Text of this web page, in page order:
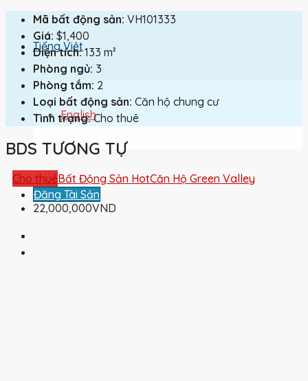
Tiếng Việt
English
Đăng Tài Sản
Mã bất động sản: VH101333
Giá: $1,400
Diện tích: 133 m²
Phòng ngủ: 3
Phòng tắm: 2
Loại bất động sản: Căn hộ chung cư
Tình trạng: Cho thuê
BDS TƯƠNG TỰ
Cho thuêBất Động Sản HotCăn Hộ Green Valley
22,000,000VND